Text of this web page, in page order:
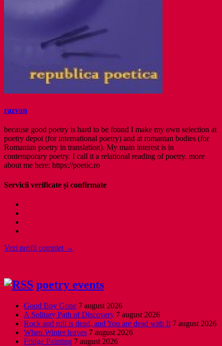
razvan
because good poetry is hard to be found I make my own selection at
poetry depot (for international poetry) and at romanian bodies (for
Romanian poetry in translation). My main interest is in
contemporary poetry. I call it a relational reading of poetry. more
about me here: https://poetic.ro
Servicii verificate și confirmate
Vezi profil complet →
poetry events
Good Boy Gone 7 august 2026
A Solitary Path of Discovery 7 august 2026
Rock and roll is dead, and You are dead with It 7 august 2026
When Winter leaves 7 august 2026
Fridge Painting 7 august 2026